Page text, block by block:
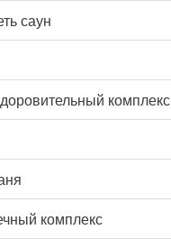
саун
комплекс
комплекс